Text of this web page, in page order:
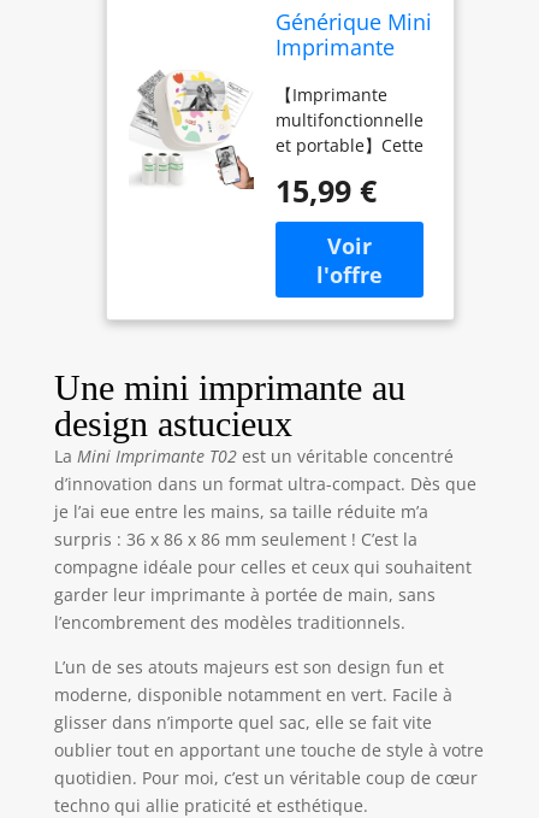
Générique Mini
Imprimante
Portable,
Machine à
Autocollants
Mini Printer
sans Encre
Poche
Imprimante
Bluetooth de
pour Notes
D'étude,
Anatomiques,
Photos,
Journal,
Cadeaux
【Imprimante
multifonctionnelle
et portable】Cette
d'autocollants est
très pratique au
quotidien, au
bureau comme à la
maison. Avec cette
mini-imprimante
imprimer des
photos, des notes,
des listes de
tâches, des
marque-pages
personnalisés, des
cartes de vœux,
des projets de
bricolage, des
documents de
mémos. Cette
imprimante
d'étiquettes
autocollantes
portable est idéale
pour Halloween,
15,99 €
Une mini imprimante au
design astucieux
La Mini Imprimante T02est un véritable concentré
d’innovation dans un format ultra-compact. Dès que
je l’ai eue entre les mains, sa taille réduite m’a
surpris : 36 x 86 x 86 mm seulement ! C’est la
compagne idéale pour celles et ceux qui souhaitent
garder leur imprimante à portée de main, sans
l’encombrement des modèles traditionnels.
L’un de ses atouts majeurs est son design fun et
moderne, disponible notamment en vert. Facile à
glisser dans n’importe quel sac, elle se fait vite
oublier tout en apportant une touche de style à votre
quotidien. Pour moi, c’est un véritable coup de cœur
techno qui allie praticité et esthétique.